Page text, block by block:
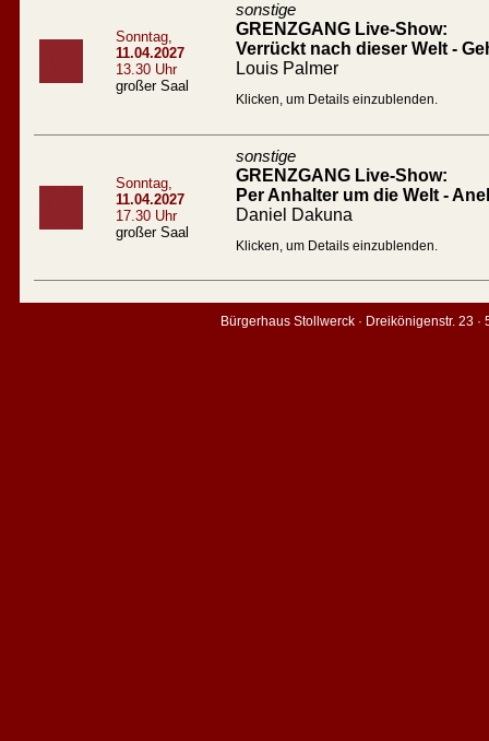
Sonntag,
11.04.2027
13.30 Uhr
großer Saal
sonstige
GRENZGANG Live-Show:
Verrückt nach dieser Welt -
Louis Palmer
Klicken, um Details einzublenden.
Sonntag,
11.04.2027
17.30 Uhr
großer Saal
sonstige
GRENZGANG Live-Show:
Per Anhalter um die Welt -
Daniel Dakuna
Klicken, um Details einzublenden.
Bürgerhaus Stollwerck · Dreikönigenstr. 23